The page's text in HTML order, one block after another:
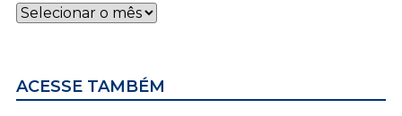
Notícias
por
ACESSE TAMBÉM